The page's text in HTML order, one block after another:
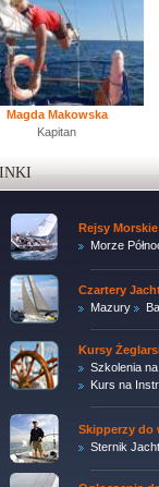
Magda Makowska
Kapitan
Rejsy Morskie
Morze
Czartery
Mazury
Kursy
Szkolenia
Kurs na
Skipperzy do
Sternik